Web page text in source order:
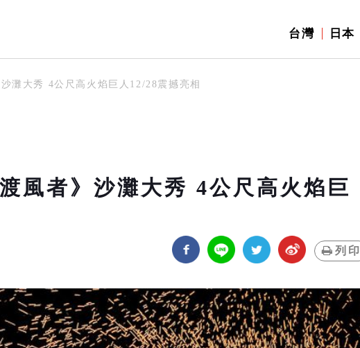
台灣 日本
灘大秀 4公尺高火焰巨人12/28震撼亮相
風者》沙灘大秀 4公尺高火焰巨
列印